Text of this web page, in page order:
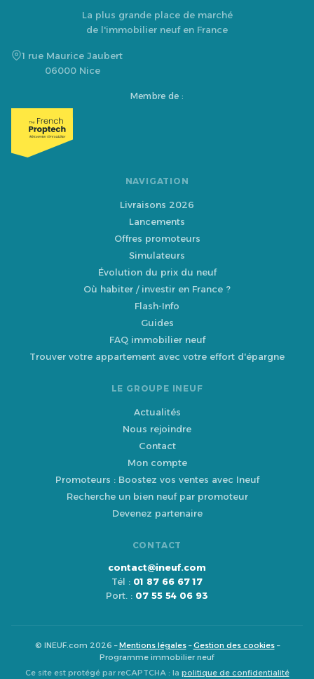
La plus grande place de marché
de l'immobilier neuf en France
1 rue Maurice Jaubert
06000 Nice
Membre de :
NAVIGATION
Livraisons 2026
Lancements
Offres promoteurs
Simulateurs
Évolution du prix du neuf
Où habiter / investir en France ?
Flash-Info
Guides
FAQ immobilier neuf
Trouver votre appartement avec votre effort d'épargne
LE GROUPE INEUF
Actualités
Nous rejoindre
Contact
Mon compte
Promoteurs : Boostez vos ventes avec Ineuf
Recherche un bien neuf par promoteur
Devenez partenaire
CONTACT
contact@ineuf.com
Tél : 01 87 66 67 17
Port. : 07 55 54 06 93
© INEUF.com 2026 –Mentions légales–Gestion des cookies–
Programme immobilier neuf
Ce site est protégé par reCAPTCHA : la politique de confidentialité